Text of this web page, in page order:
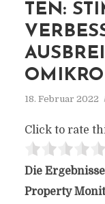
TEN:
18. Februar 2022
Click to rate
Die
Property